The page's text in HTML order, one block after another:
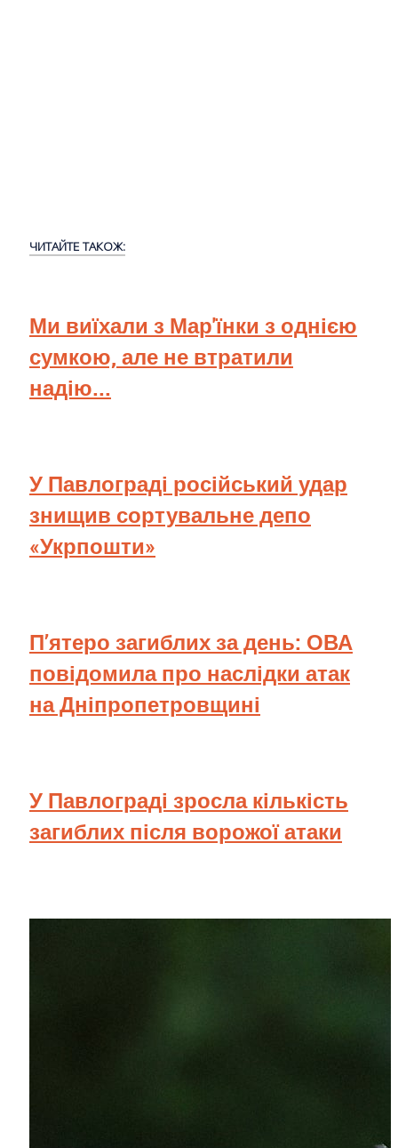
ЧИТАЙТЕ ТАКОЖ:
Ми виїхали з Мар'їнки з однією
сумкою, але не втратили
надію...
У Павлограді російський удар
знищив сортувальне депо
«Укрпошти»
П’ятеро загиблих за день: ОВА
повідомила про наслідки атак
на Дніпропетровщині
У Павлограді зросла кількість
загиблих після ворожої атаки